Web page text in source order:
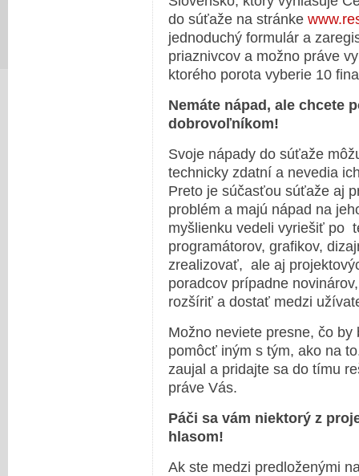
do súťaže na stránke
jednoduchý formulár a
priaznivcov a možno práve
ktorého porota vyberie 10
Nemáte nápad, ale chcete
dobrovoľníkom!
Svoje nápady do súťaže
technicky zdatní a nevedia
Preto je súčasťou súťaže aj
problém a majú nápad na
myšlienku vedeli vyriešiť po
programátorov, grafikov,
zrealizovať, ale aj
poradcov prípadne
rozšíriť a dostať medzi
Možno neviete presne, čo
pomôcť iným s tým, ako na
zaujal a pridajte sa do tímu
práve Vás.
Páči sa vám niektorý z
hlasom!
Ak ste medzi predloženými